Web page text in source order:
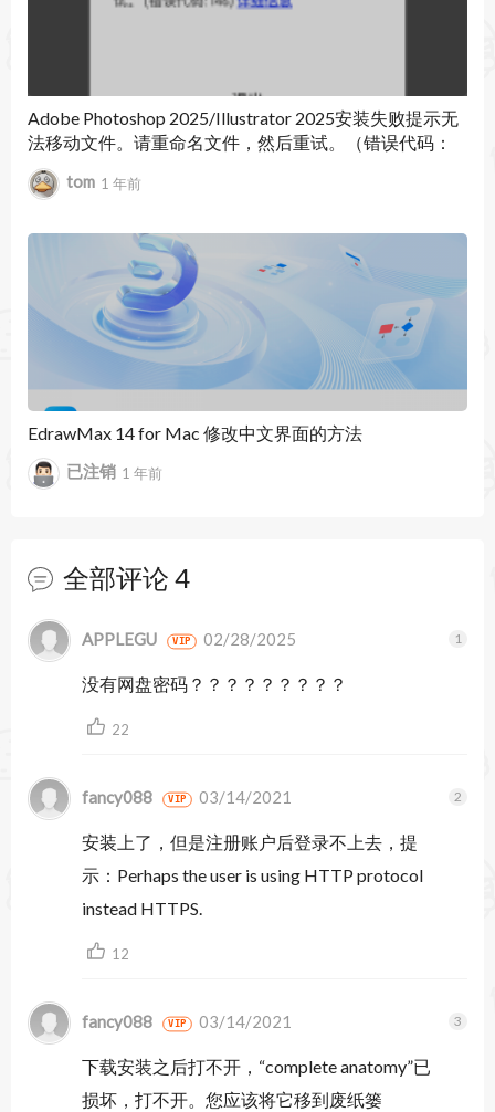
具
做到最好，利用最好：完整的解剖学被世界领先的
学院和解剖学家公认是最好的。
个人许可包括：
*完整的人体解剖模型包括12个多层人体系统
* 8种显微解剖模型：血管，骨骼横断面，支气管
树，淋巴结，周围神经，骨骼肌，肌纤维和皮肤
*其他工具：素描，断裂，发现，疼痛和成长
*系统层：骨骼零件，表面和地标，肌肉起源和插
和动脉的起源路径追踪，肌肉神经支配和肌肉动脉
供应
*庞大的精选学习资料库
对于年度订阅，可获得个人许可证加的所有好处：
+能够从教育者那里接收课程内容
+访问所有课程
+观看1,500多个视频（心脏病，骨科，眼科，健
身，牙科）
+牙齿，眼睛，腱，嗅觉器官，肾叶，肾上腺和舌
头模型
+互动截面
+在所有可用平台上访问
Adobe Photoshop 2025/Illustrator 2025安装失败提示无
法移动文件。请重命名文件，然后重试。（错误代码：
146）
tom 1 年前
EdrawMax 14 for Mac 修改中文界面的方法
已注销 1 年前
全部评论 4
暂无跟帖
APPLEGU VIP 02/28/2025
没有网盘密码？？？？？？？？？
22
fancy088 VIP 03/14/2021
安装上了，但是注册账户后登录不上去，提
示：Perhaps the user is using HTTP protocol
instead HTTPS.
12
fancy088 VIP 03/14/2021
下载安装之后打不开，“complete anatomy”已
损坏，打不开。您应该将它移到废纸篓